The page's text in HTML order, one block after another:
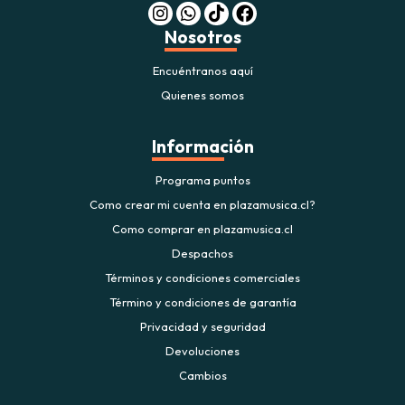
Nosotros
Encuéntranos aquí
Quienes somos
Información
Programa puntos
Como crear mi cuenta en plazamusica.cl?
Como comprar en plazamusica.cl
Despachos
Términos y condiciones comerciales
Término y condiciones de garantía
Privacidad y seguridad
Devoluciones
Cambios